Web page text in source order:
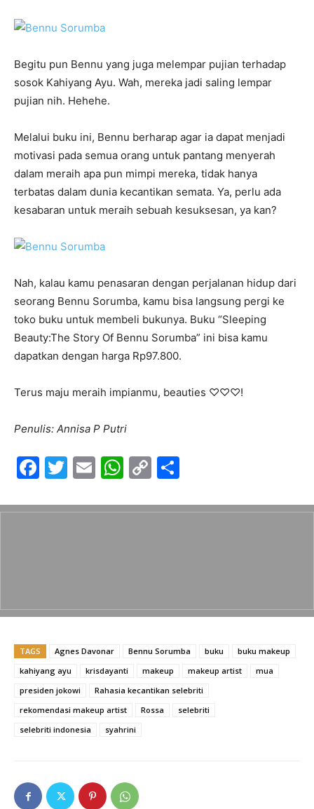
Begitu pun Bennu yang juga melempar pujian terhadap
sosok Kahiyang Ayu. Wah, mereka jadi saling lempar
pujian nih. Hehehe.
Melalui buku ini, Bennu berharap agar ia dapat menjadi
motivasi pada semua orang untuk pantang menyerah
dalam meraih apa pun mimpi mereka, tidak hanya
terbatas dalam dunia kecantikan semata. Ya, perlu ada
kesabaran untuk meraih sebuah kesuksesan, ya kan?
Nah, kalau kamu penasaran dengan perjalanan hidup dari
seorang Bennu Sorumba, kamu bisa langsung pergi ke
toko buku untuk membeli bukunya. Buku “Sleeping
Beauty:The Story Of Bennu Sorumba” ini bisa kamu
dapatkan dengan harga Rp97.800.
Terus maju meraih impianmu, beauties ♡♡♡!
Penulis: Annisa P Putri
F
c
o
k
T
itt
E
ai
W
at
p
C
p
k
ar
TAGS Agnes Davonar Bennu Sorumba buku
buku makeup
kahiyang ayu
krisdayanti makeup makeup artist
mua
presiden jokowi
Rahasia kecantikan selebriti
rekomendasi makeup artist
Rossa
selebriti
selebriti indonesia
syahrini